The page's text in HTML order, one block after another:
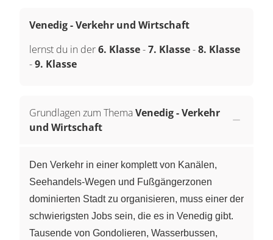
Venedig - Verkehr und Wirtschaft
lernst du in der6. Klasse-7. Klasse-8. Klasse
-9. Klasse
Grundlagen zum ThemaVenedig - Verkehr
und Wirtschaft
Den Verkehr in einer komplett von Kanälen,
Seehandels-Wegen und Fußgängerzonen
dominierten Stadt zu organisieren, muss einer der
schwierigsten Jobs sein, die es in Venedig gibt.
Tausende von Gondolieren, Wasserbussen,